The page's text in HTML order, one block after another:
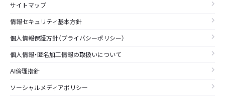
サイトマップ
情報セキュリティ基本方針
個人情報保護方針（プライバシーポリシー）
個人情報・匿名加工情報の取扱いについて
AI倫理指針
ソーシャルメディアポリシー